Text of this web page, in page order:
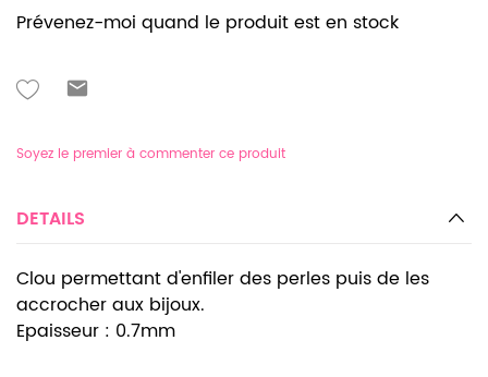
Prévenez-moi quand le produit est en stock
Soyez le premier à commenter ce produit
DETAILS
Clou permettant d'enfiler des perles puis de les
accrocher aux bijoux.
Epaisseur : 0.7mm